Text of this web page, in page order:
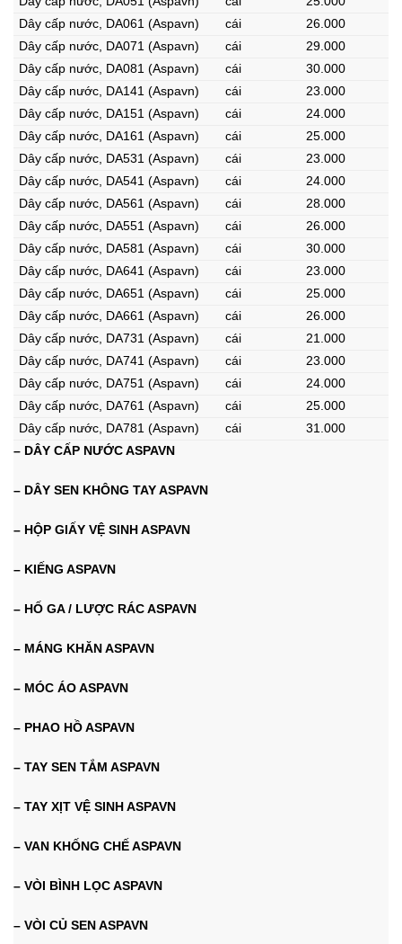
Dây cấp nước, DA061 (Aspavn)
cái
26.000
Dây cấp nước, DA071 (Aspavn)
cái
29.000
Dây cấp nước, DA081 (Aspavn)
cái
30.000
Dây cấp nước, DA141 (Aspavn)
cái
23.000
Dây cấp nước, DA151 (Aspavn)
cái
24.000
Dây cấp nước, DA161 (Aspavn)
cái
25.000
Dây cấp nước, DA531 (Aspavn)
cái
23.000
Dây cấp nước, DA541 (Aspavn)
cái
24.000
Dây cấp nước, DA561 (Aspavn)
cái
28.000
Dây cấp nước, DA551 (Aspavn)
cái
26.000
Dây cấp nước, DA581 (Aspavn)
cái
30.000
Dây cấp nước, DA641 (Aspavn)
cái
23.000
Dây cấp nước, DA651 (Aspavn)
cái
25.000
Dây cấp nước, DA661 (Aspavn)
cái
26.000
Dây cấp nước, DA731 (Aspavn)
cái
21.000
Dây cấp nước, DA741 (Aspavn)
cái
23.000
Dây cấp nước, DA751 (Aspavn)
cái
24.000
Dây cấp nước, DA761 (Aspavn)
cái
25.000
Dây cấp nước, DA781 (Aspavn)
cái
31.000
– DÂY CẤP NƯỚC ASPAVN
– DÂY SEN KHÔNG TAY ASPAVN
– HỘP GIẤY VỆ SINH ASPAVN
– KIẾNG ASPAVN
– HỐ GA / LƯỢC RÁC ASPAVN
– MÁNG KHĂN ASPAVN
– MÓC ÁO ASPAVN
– PHAO HỒ ASPAVN
– TAY SEN TẮM ASPAVN
– TAY XỊT VỆ SINH ASPAVN
– VAN KHỐNG CHẾ ASPAVN
– VÒI BÌNH LỌC ASPAVN
– VÒI CỦ SEN ASPAVN